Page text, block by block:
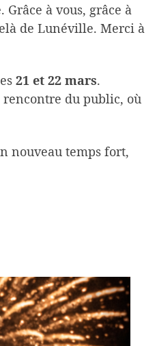
à vous, grâce à
de Lunéville. Merci à
21 et 22 mars.
rencontre du public, où
nouveau temps fort,